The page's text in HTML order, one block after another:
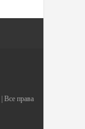
| Все права